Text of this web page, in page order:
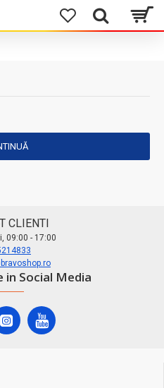
CLIENTI
09:00 - 17:00
Social Media